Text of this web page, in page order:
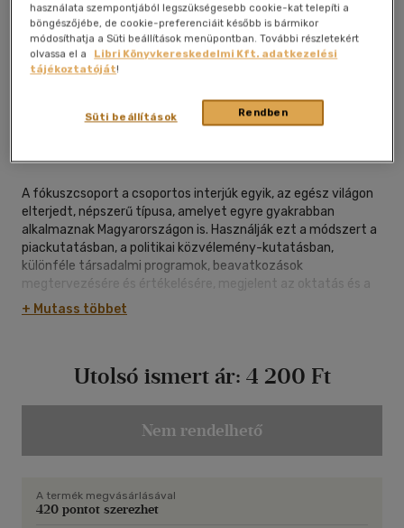
Kívánságlistához adom
A fókuszcsoport a csoportos interjúk egyik, az egész világon
elterjedt, népszerű típusa, amelyet egyre gyakrabban
alkalmaznak Magyarországon is. Használják ezt a módszert a
piackutatásban, a politikai közvélemény-kutatásban,
különféle társadalmi programok, beavatkozások
megtervezésére és értékelésére, megjelent az oktatás és a
tudományos kutatások területén is. A kiadvány átfogó
jellegű: az alapkutatási és az alkalmazott célú csoportos
szociológiát, közgazdaságtant, politológiát, kulturális
mellett a fókuszcsoportos vizsgálatokat végző szakemberek
is. A könyvben számos, fókuszcsoportokból vett példa
elemzési és átiratrészletek. A mű sorra veszi a
fókuszcsoportos vizsgálatok összes lépését. A kötet
+ Mutass többet
Utolsó ismert ár: 4 200 Ft
Nem rendelhető
A termék megvásárlásával
420 pontot szerezhet
használata szempontjából legszükségesebb cookie-kat telepíti a
böngészőjébe, de cookie-preferenciáit később is bármikor
módosíthatja a Süti beállítások menüpontban. További részletekért
olvassa el a
Libri Könyvkereskedelmi Kft. adatkezelési
tájékoztatóját!
Rendben
Süti beállítások